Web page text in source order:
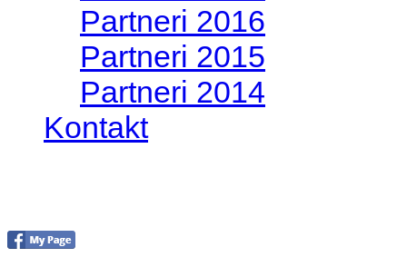
Partneri 2016
Partneri 2015
Partneri 2014
Kontakt